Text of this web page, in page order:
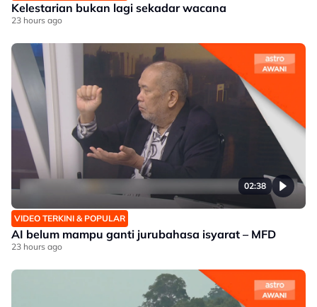
Kelestarian bukan lagi sekadar wacana
23 hours ago
02:38
VIDEO TERKINI & POPULAR
AI belum mampu ganti jurubahasa isyarat – MFD
23 hours ago